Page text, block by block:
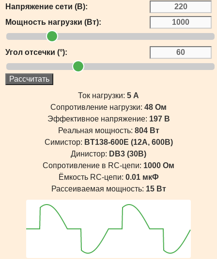
Напряжение сети (В):
Мощность нагрузки (Вт):
Угол отсечки (°):
Рассчитать
Ток нагрузки: 5 А
Сопротивление нагрузки: 48 Ом
Эффективное напряжение: 197 В
Реальная мощность: 804 Вт
Симистор: BT138-600E (12А, 600В)
Динистор: DB3 (30В)
Сопротивление в RC-цепи: 1000 Ом
Ёмкость RC-цепи: 0.01 мкФ
Рассеиваемая мощность: 15 Вт